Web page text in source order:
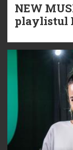
NEW
playlistul